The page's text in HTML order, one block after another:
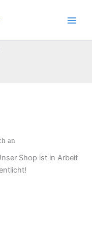
an
Shop ist in Arbeit